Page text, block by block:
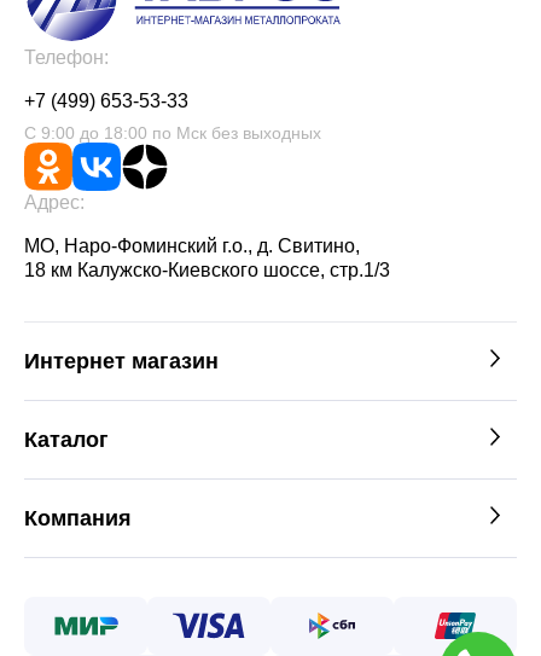
Телефон:
+7 (499) 653-53-33
С 9:00 до 18:00 по Мск без выходных
Адрес:
МО, Наро-Фоминский г.о., д. Свитино,
18 км Калужско-Киевского шоссе, стр.1/3
Интернет магазин
Каталог
Компания